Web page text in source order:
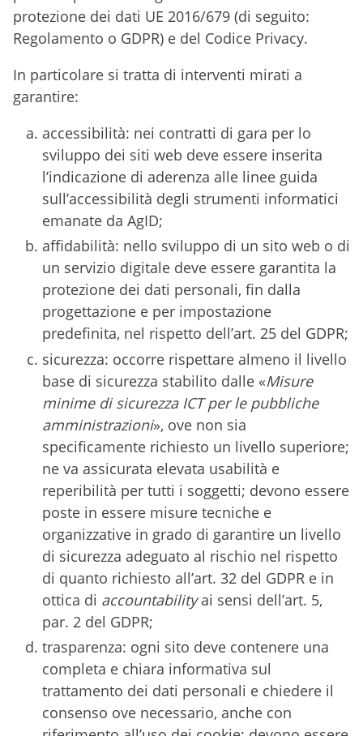
protezione dei dati UE 2016/679 (di seguito:
Regolamento o GDPR) e del Codice Privacy.
In particolare si tratta di interventi mirati a
garantire:
accessibilità: nei contratti di gara per lo
sviluppo dei siti web deve essere inserita
l’indicazione di aderenza alle linee guida
sull’accessibilità degli strumenti informatici
emanate da AgID;
affidabilità: nello sviluppo di un sito web o di
un servizio digitale deve essere garantita la
protezione dei dati personali, fin dalla
progettazione e per impostazione
predefinita, nel rispetto dell’art. 25 del GDPR;
sicurezza: occorre rispettare almeno il livello
base di sicurezza stabilito dalle «Misure
minime di sicurezza ICT per le pubbliche
amministrazioni», ove non sia
specificamente richiesto un livello superiore;
ne va assicurata elevata usabilità e
reperibilità per tutti i soggetti; devono essere
poste in essere misure tecniche e
organizzative in grado di garantire un livello
di sicurezza adeguato al rischio nel rispetto
di quanto richiesto all’art. 32 del GDPR e in
ottica di accountabilityai sensi dell’art. 5,
par. 2 del GDPR;
trasparenza: ogni sito deve contenere una
completa e chiara informativa sul
trattamento dei dati personali e chiedere il
consenso ove necessario, anche con